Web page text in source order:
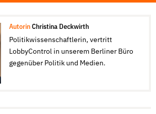
Autorin Christina Deckwirth
Politikwissenschaftlerin, vertritt
LobbyControl in unserem Berliner Büro
gegenüber Politik und Medien.